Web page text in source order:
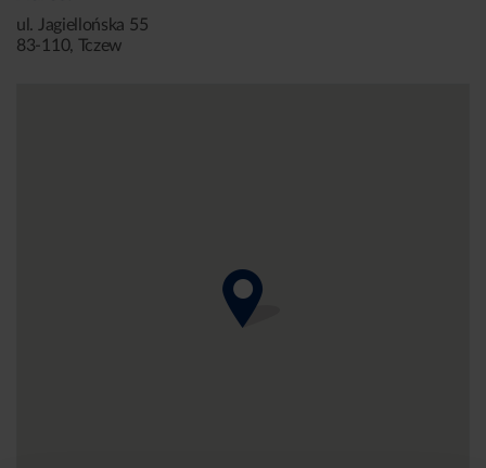
ul. Jagiellońska 55
83-110, Tczew